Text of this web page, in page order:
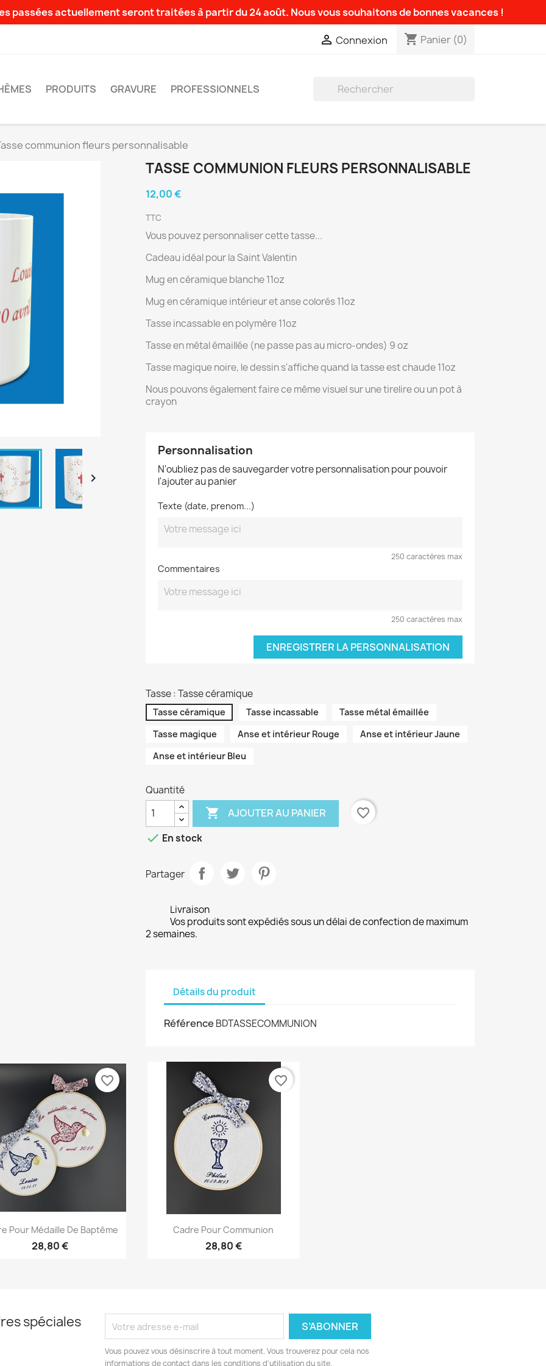
passées actuellement seront traitées à partir du 24 août. Nous vous souhaitons de bonnes vacances !
 Connexion shopping_cart Panier (0)
PRODUITS GRAVURE PROFESSIONNELS
communion fleurs personnalisable

TASSE COMMUNION FLEURS PERSONNALISABLE
12,00 €
TTC
Vous pouvez personnaliser cette tasse...
Cadeau idéal pour la Saint Valentin
Mug en céramique blanche 11oz
Mug en céramique intérieur et anse colorés 11oz
Tasse incassable en polymère 11oz
Tasse en métal émaillée (ne passe pas au micro-ondes) 9 oz
Tasse magique noire, le dessin s'affiche quand la tasse est chaude 11oz
Nous pouvons également faire ce même visuel sur une tirelire ou un pot à
crayon
Personnalisation
N'oubliez pas de sauvegarder votre personnalisation pour pouvoir
l'ajouter au panier
Texte (date, prenom...)
250 caractères max
Commentaires
250 caractères max
ENREGISTRER LA PERSONNALISATION
Tasse : Tasse céramique
Tasse céramique Tasse incassable
Tasse métal émaillée
Tasse magique
Anse et intérieur Rouge
Anse et intérieur Jaune
Anse et intérieur Bleu
Quantité
 AJOUTER AU PANIER
favorite_border
 En stock
Partager
Livraison
Vos produits sont expédiés sous un délai de confection de maximum
2 semaines.
Détails du produit
Référence BDTASSECOMMUNION
Aperçu rapide
Pour Médaille De Baptême
28,80 €
favorite_border
Aperçu rapide
Cadre Pour Communion
28,80 €
favorite_border
spéciales
Vous pouvez vous désinscrire à tout moment. Vous trouverez pour cela nos
informations de contact dans les conditions d'utilisation du site.